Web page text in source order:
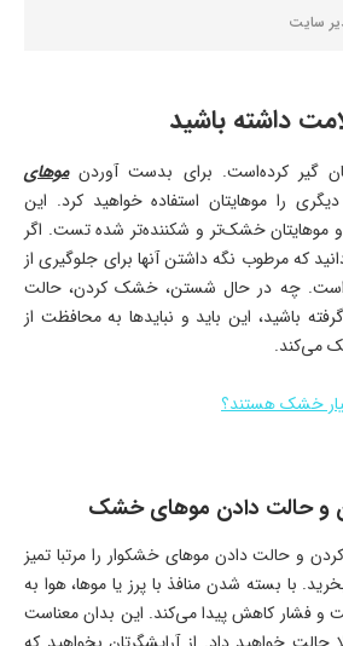
سایت
داشته باشید
گیر کرده‌است. برای بدست آوردنموهای
را موهایتان استفاده خواهید کرد. این
موهایتان خشک‌تر و شکننده‌تر شده تست. اگر
که مرطوب نگه داشتن آنها برای جلوگیری از
چه در حال شستن، خشک کردن، حالت
باشید، این باید و نبایدها به محافظت از
می‌کند.
خشک هستند؟
و حالت دادن موهای خشک
و حالت دادن موهای خشکوار را مرتبا تمیز
با بسته شدن منافذ با پرز یا موها، هوا به
و فشار کاهش پیدا می‌کند. این بدان معناست